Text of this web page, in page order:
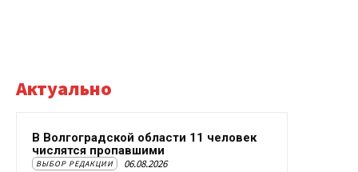
Актуально
В Волгоградской области 11 человек
числятся пропавшими
ВЫБОР РЕДАКЦИИ 06.08.2026